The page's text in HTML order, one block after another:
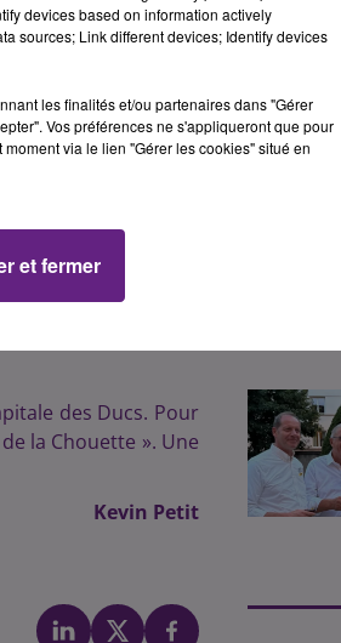
de l'année
de Tourisme de
contrasté au niveau
le taux
dans la mesure où
Le Bon sont des
pour 2015 : la
les informations
des Ducs. Pour
la Chouette ». Une
Kevin Petit
devices based on information actively
sources; Link different devices; Identify devices
les finalités et/ou partenaires dans "Gérer
Vos préférences ne s'appliqueront que pour
via le lien "Gérer les cookies" situé en
et fermer